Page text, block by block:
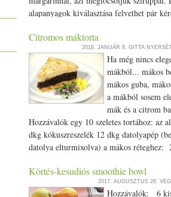
alapanyagok kiválasztása felvethet pár
lett a cikk. A képen a világosabb színű
készült, simán megkentem margarinnal a
rányomtam arizsszirupot. A sötétebb
juharszirup. Óvodában úgy csinálták
“vajas-mézes” kenyeret, hogy
a margarinnal (gondolom, mert így nem
ragad annyira). A juharszirup hígabb,
készült társa, ezért ezzel próbáltam ki.
teljesen simára keverni villával, de eléggé
ahhoz, hogy fel tudtam kenni egy
csurgattam még rá egy adag
visszaadta az ovis emlékeket. Szirupok A
vegán, erről itt írtunk. Jó helyettesítők a
Citromos máktorta
2018. JANUÁR 8. GITTA
Ha még nincs
mákból... mákos
mákos guba,
a mákból sosem
mák és a citrom
Hozzávalók egy 10 szeletes tortához: az
dkg kókuszreszelék 12 dkg datolyapép
datolya elturmixolva) a mákos réteghez:
evőkanál citromlé 1/­­2 citrom reszelt héja
réteghez: 10 dkg kesudió 1 dl olvasztott
Körtés-kesudiós smoothie bowl
2017. AUGUSZTUS 28.
Hozzávalók: 6